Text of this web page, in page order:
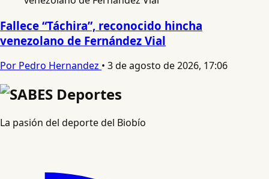
Fallece “Táchira”, reconocido hincha
venezolano de Fernández Vial
Por Pedro Hernandez • 3 de agosto de 2026, 17:06
La pasión del deporte del Biobío